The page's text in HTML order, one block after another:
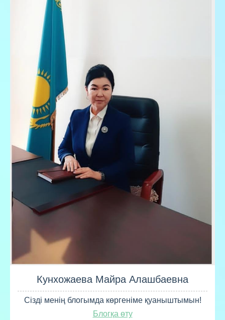
Кунхожаева Майра Алашбаевна
Сізді менің блогымда көргеніме қуаныштымын!
Блогқа өту